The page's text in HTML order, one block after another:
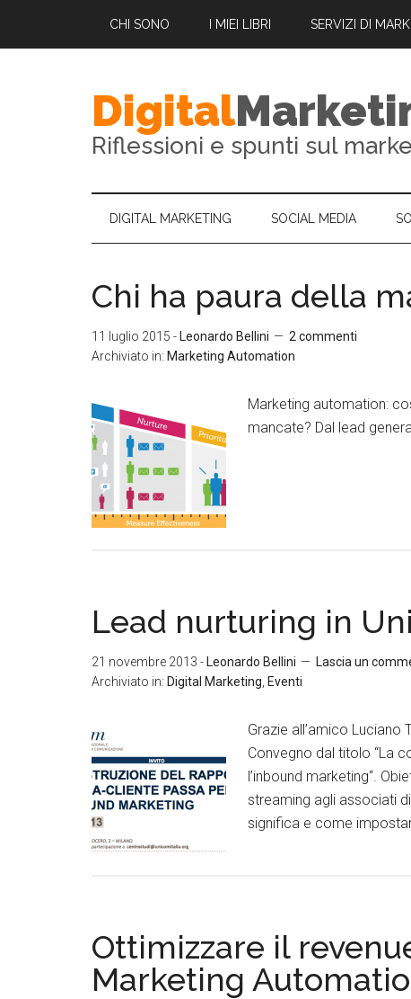
CHI SONO I MIEI LIBRI SERVIZI DI
Digital
Riflessioni e spunti sul
DIGITAL MARKETING SOCIAL MEDIA
Chi ha paura della
11 luglio 2015 - Leonardo Bellini
2 commenti
Archiviato in: Marketing Automation
Marketing automation:
mancate? Dal lead
Lead nurturing in
21 novembre 2013 - Leonardo Bellini
Lascia un
Archiviato in: Digital Marketing Eventi
Grazie all’amico Luciano
Convegno dal titolo “La
l’inbound marketing“.
streaming agli associati
significa e come
Ottimizzare il
Marketing